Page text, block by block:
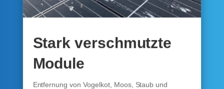
Stark verschmutzte
Module
Entfernung von Vogelkot, Moos, Staub und